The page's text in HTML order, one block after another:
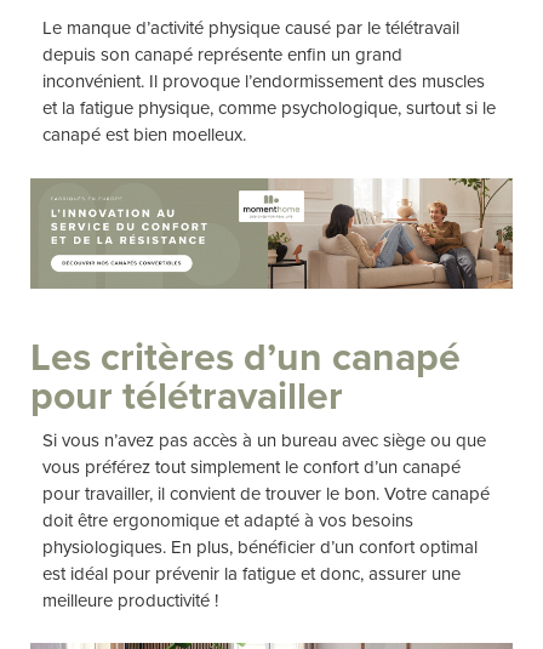
Le manque d’activité physique causé par le télétravail
depuis son canapé représente enfin un grand
inconvénient. Il provoque l’endormissement des muscles
et la fatigue physique, comme psychologique, surtout si le
canapé est bien moelleux.
Les critères d’un canapé
pour télétravailler
Si vous n’avez pas accès à un bureau avec siège ou que
vous préférez tout simplement le confort d’un canapé
pour travailler, il convient de trouver le bon. Votre canapé
doit être ergonomique et adapté à vos besoins
physiologiques. En plus, bénéficier d’un confort optimal
est idéal pour prévenir la fatigue et donc, assurer une
meilleure productivité !